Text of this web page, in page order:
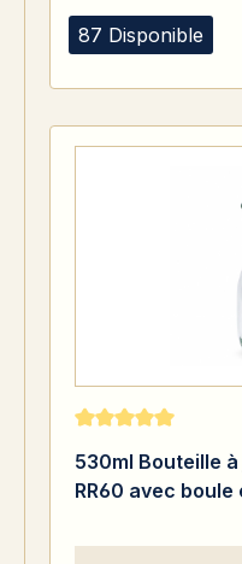
87 Disponible
Note moyenne
530ml Bouteille
RR60 avec